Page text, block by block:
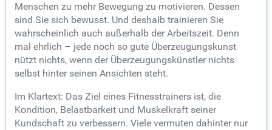
Menschen zu mehr Bewegung zu motivieren. Dessen
sind Sie sich bewusst. Und deshalb trainieren Sie
wahrscheinlich auch außerhalb der Arbeitszeit. Denn
mal ehrlich – jede noch so gute Überzeugungskunst
nützt nichts, wenn der Überzeugungskünstler nichts
selbst hinter seinen Ansichten steht.
Im Klartext: Das Ziel eines Fitnesstrainers ist, die
Kondition, Belastbarkeit und Muskelkraft seiner
Kundschaft zu verbessern. Viele vermuten dahinter nur